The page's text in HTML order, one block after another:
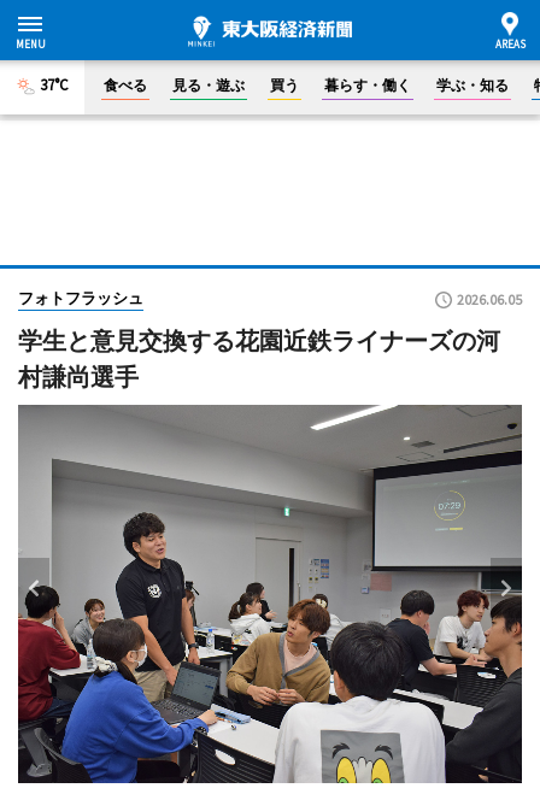
37°C 食べる 見る・遊ぶ 買う 暮らす・働く 学ぶ・知る
フォトフラッシュ 2026.06.05
学生と意見交換する花園近鉄ライナーズの河
村謙尚選手